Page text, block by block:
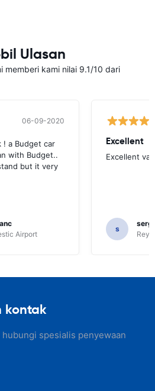
Ulasan
memberi kami nilai 9.1/10 dari
06-09-2020
! a Budget car
with Budget..
but it very
Airport
Excellent
Excellent
s
kontak
spesialis penyewaan